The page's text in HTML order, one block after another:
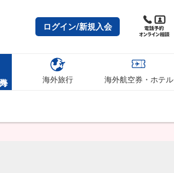
ログイン/新規入会
海外旅行 海外航空券・ホテル